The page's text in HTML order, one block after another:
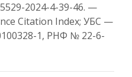
2024-4-39-46. —
Citation Index; УБС —
1, РНФ № 22-6-